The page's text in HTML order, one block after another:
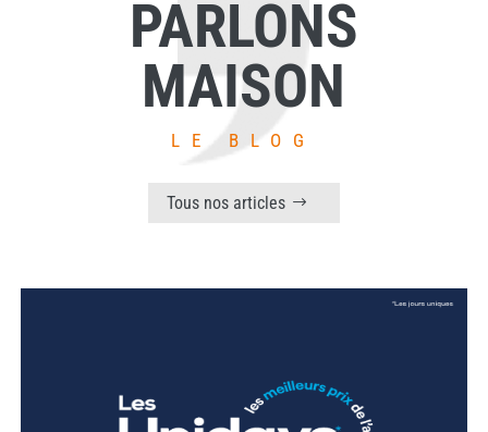
PARLONS
MAISON
LE BLOG
Tous nos articles